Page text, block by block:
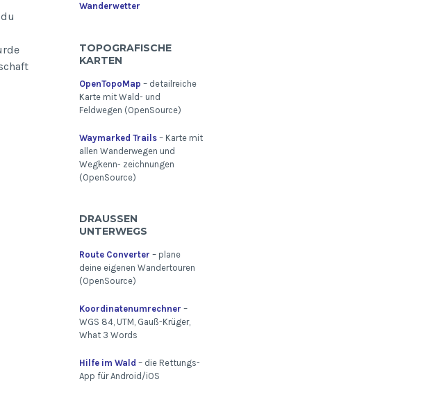
Wanderwetter
TOPOGRAFISCHE
KARTEN
OpenTopoMap – detailreiche
Karte mit Wald- und
Feldwegen (OpenSource)
Waymarked Trails– Karte mit
allen Wanderwegen und
Wegkenn- zeichnungen
(OpenSource)
DRAUSSEN U
NTERWEGS
Route Converter – plane
deine eigenen Wandertouren
(OpenSource)
Koordinatenumrechner –
WGS 84, UTM, Gauß-Krüger,
What 3 Words
Hilfe im Wald – die Rettungs-
App für Android/iOS